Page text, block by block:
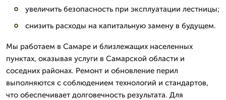
увеличить безопасность при эксплуатации лестницы;
снизить расходы на капитальную замену в будущем.
Мы работаем в Самаре и близлежащих населенных
пунктах, оказывая услуги в Самарской области и
соседних районах. Ремонт и обновление перил
выполняются с соблюдением технологий и стандартов,
что обеспечивает долговечность результата. Для